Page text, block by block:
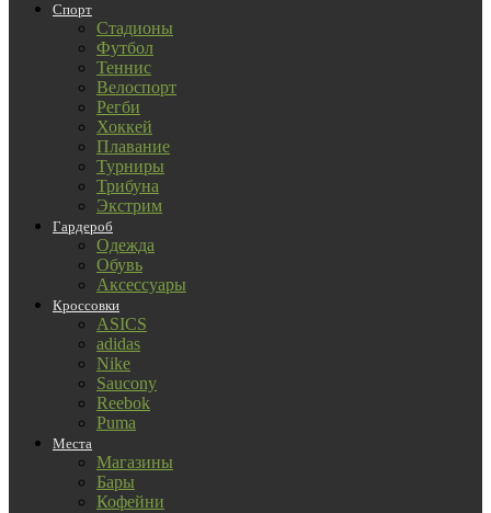
Спорт
Стадионы
Футбол
Теннис
Велоспорт
Регби
Хоккей
Плавание
Турниры
Трибуна
Экстрим
Гардероб
Одежда
Обувь
Аксессуары
Кроссовки
ASICS
adidas
Nike
Saucony
Reebok
Puma
Места
Магазины
Бары
Кофейни